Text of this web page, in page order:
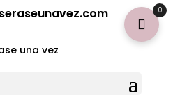
Si necesitan más información
0